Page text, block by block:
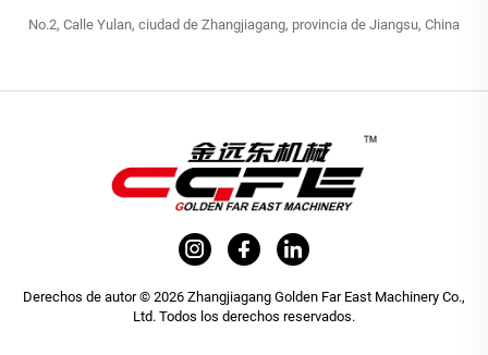
No.2, Calle Yulan, ciudad de Zhangjiagang, provincia de Jiangsu, China
Derechos de autor © 2026 Zhangjiagang Golden Far East Machinery Co.,
Ltd. Todos los derechos reservados.